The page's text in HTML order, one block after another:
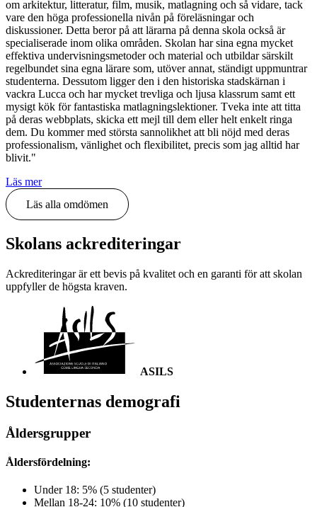
om arkitektur, litteratur, film, musik, matlagning och så vidare, tack
vare den höga professionella nivån på föreläsningar och
diskussioner. Detta beror på att lärarna på denna skola också är
specialiserade inom olika områden. Skolan har sina egna mycket
effektiva undervisningsmetoder och material och utbildar särskilt
regelbundet sina egna lärare som, utöver annat, ständigt uppmuntrar
studenterna. Dessutom ligger den i den historiska stadskärnan i
vackra Lucca och har mycket trevliga och ljusa klassrum samt ett
mysigt kök för fantastiska matlagningslektioner. Tveka inte att titta
på deras webbplats, skicka ett mejl till dem eller helt enkelt ringa
dem. Du kommer med största sannolikhet att bli nöjd med deras
professionalism, vänlighet och flexibilitet, precis som jag alltid har
blivit."
Läs mer
Läs alla omdömen
Skolans ackrediteringar
Ackrediteringar är ett bevis på kvalitet och en garanti för att skolan
uppfyller de högsta kraven.
ASILS
Studenternas demografi
Åldersgrupper
Åldersfördelning:
Under 18: 5% (5 studenter)
Mellan 18-24: 10% (10 studenter)